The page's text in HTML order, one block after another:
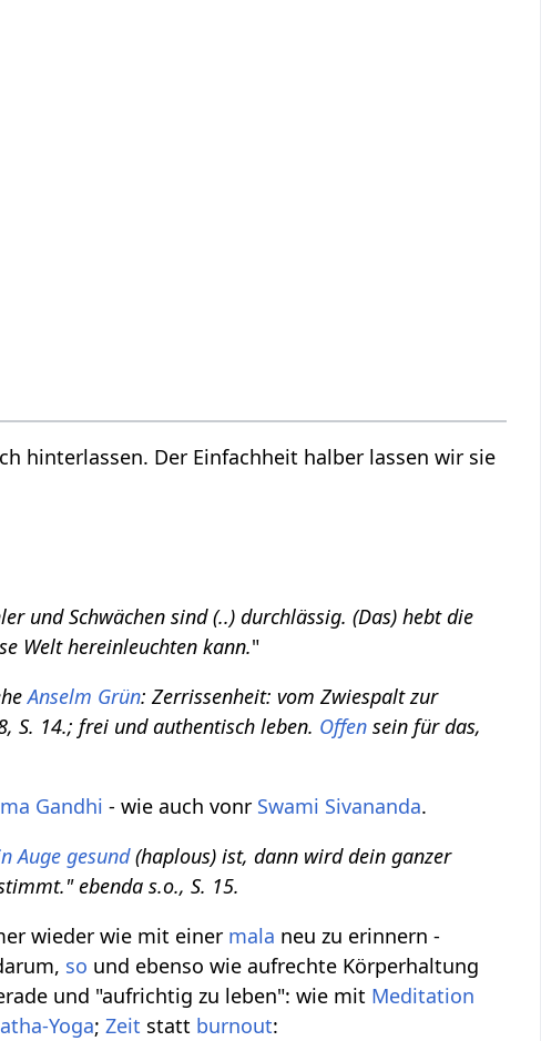
hinterlassen. Der Einfachheit halber lassen wir sie
und Schwächen sind (..) durchlässig. (Das) hebt die
Welt hereinleuchten kann."
Anselm Grün: Zerrissenheit: vom Zwiespalt zur
S. 14.; frei und authentisch leben. Offen sein für das,
Gandhi - wie auch vonr Swami Sivananda.
Auge gesund(haplous) ist, dann wird dein ganzer
ebenda s.o., S. 15.
wieder wie mit einer mala neu zu erinnern -
so und ebenso wie aufrechte Körperhaltung
und "aufrichtig zu leben": wie mit Meditation
Yoga;Zeit statt burnout: